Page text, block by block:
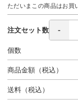
ただいまこの商品はお買
注文セット数
個数
商品金額（税込）
送料（税込）